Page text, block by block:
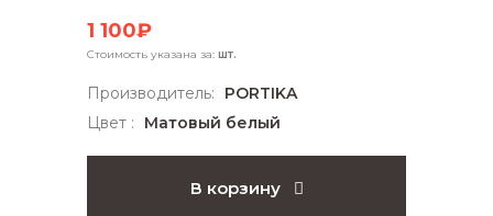
1 100₽
Стоимость указана за: шт.
Производитель:
PORTIKA
Цвет :
Матовый белый
В корзину